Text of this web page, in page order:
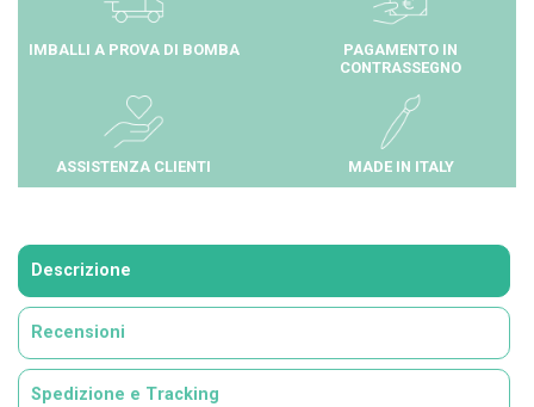
IMBALLI A PROVA DI BOMBA
PAGAMENTO IN
CONTRASSEGNO
ASSISTENZA CLIENTI MADE IN ITALY
Descrizione
Recensioni
Spedizione e Tracking